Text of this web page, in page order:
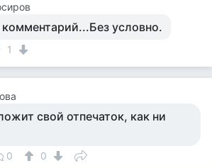
условно.
1
свой отпечаток, как ни
0 0